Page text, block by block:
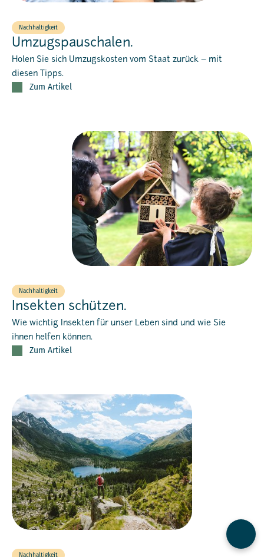
Nachhaltigkeit
Umzugspauschalen.
Holen Sie sich Umzugskosten vom Staat zurück – mit
diesen Tipps.
Zum Artikel
Nachhaltigkeit
Insekten schützen.
Wie wichtig Insekten für unser Leben sind und wie Sie
ihnen helfen können.
Zum Artikel
Nachhaltigkeit